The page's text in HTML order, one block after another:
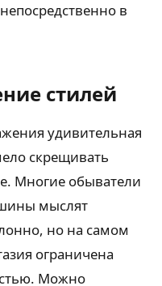
в
стилей
удивительная
скрещивать
Многие обыватели
мыслят
но на самом
ограничена
Можно